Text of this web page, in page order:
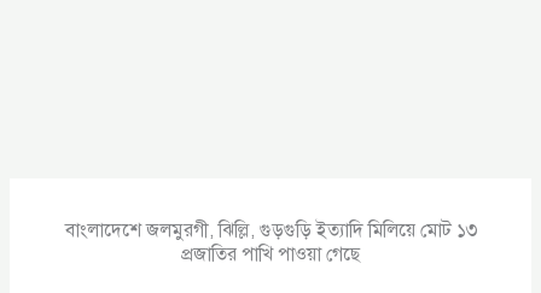
বাংলাদেশে জলমুরগী, ঝিল্লি, গুড়গুড়ি ইত্যাদি মিলিয়ে মোট ১৩
প্রজাতির পাখি পাওয়া গেছে